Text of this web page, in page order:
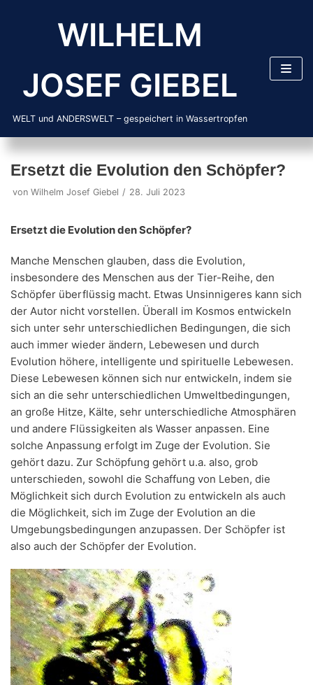
WILHELM
JOSEF GIEBEL
WELT und ANDERSWELT – gespeichert in Wassertropfen
Ersetzt die Evolution den Schöpfer?
von Wilhelm Josef Giebel 28. Juli 2023
Ersetzt die Evolution den Schöpfer?
Manche Menschen glauben, dass die Evolution,
insbesondere des Menschen aus der Tier-Reihe, den
Schöpfer überflüssig macht. Etwas Unsinnigeres kann sich
der Autor nicht vorstellen. Überall im Kosmos entwickeln
sich unter sehr unterschiedlichen Bedingungen, die sich
auch immer wieder ändern, Lebewesen und durch
Evolution höhere, intelligente und spirituelle Lebewesen.
Diese Lebewesen können sich nur entwickeln, indem sie
sich an die sehr unterschiedlichen Umweltbedingungen,
an große Hitze, Kälte, sehr unterschiedliche Atmosphären
und andere Flüssigkeiten als Wasser anpassen. Eine
solche Anpassung erfolgt im Zuge der Evolution. Sie
gehört dazu. Zur Schöpfung gehört u.a. also, grob
unterschieden, sowohl die Schaffung von Leben, die
Möglichkeit sich durch Evolution zu entwickeln als auch
die Möglichkeit, sich im Zuge der Evolution an die
Umgebungsbedingungen anzupassen. Der Schöpfer ist
also auch der Schöpfer der Evolution.